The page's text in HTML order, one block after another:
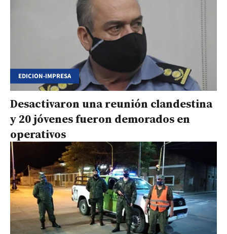
EDICION-IMPRESA
Desactivaron una reunión clandestina
y 20 jóvenes fueron demorados en
operativos